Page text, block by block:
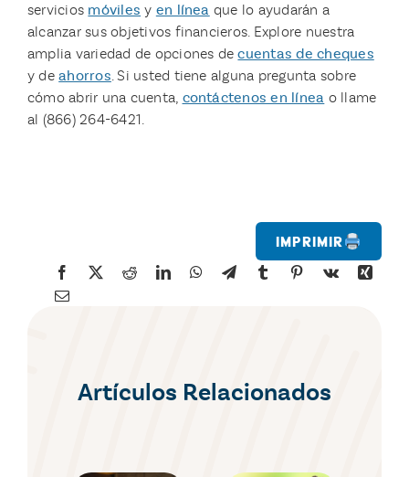
servicios móviles y en línea que lo ayudarán a
alcanzar sus objetivos financieros. Explore nuestra
amplia variedad de opciones decuentas de cheques
y deahorros. Si usted tiene alguna pregunta sobre
cómo abrir una cuenta, contáctenos en línea o llame
al (866) 264-6421.
Imprimir
Artículos Relacionados